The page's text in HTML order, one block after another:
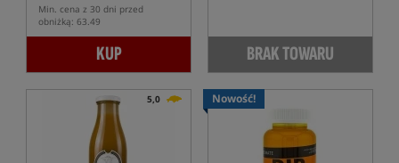
Min. cena z 30 dni przed
obniżką: 63.49
KUP BRAK TOWARU
5,0 Nowość!